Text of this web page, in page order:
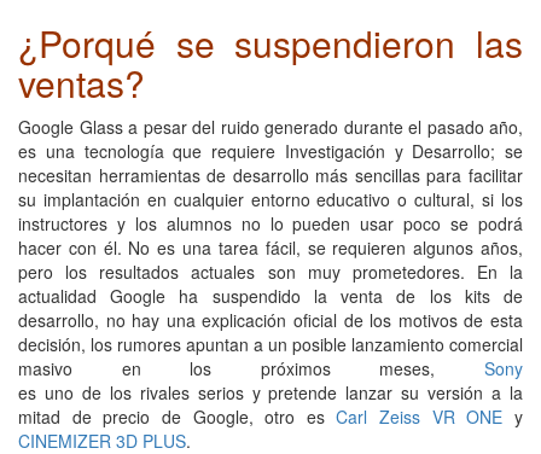
¿Porqué se suspendieron las
ventas?
Google Glass a pesar del ruido generado durante el pasado año,
es una tecnología que requiere Investigación y Desarrollo; se
necesitan herramientas de desarrollo más sencillas para facilitar
su implantación en cualquier entorno educativo o cultural, si los
instructores y los alumnos no lo pueden usar poco se podrá
hacer con él. No es una tarea fácil, se requieren algunos años,
pero los resultados actuales son muy prometedores. En la
actualidad Google ha suspendido la venta de los kits de
desarrollo, no hay una explicación oficial de los motivos de esta
decisión, los rumores apuntan a un posible lanzamiento comercial
masivo en los próximos meses, Sony
es uno de los rivales serios y pretende lanzar su versión a la
mitad de precio de Google, otro esCarl Zeiss VR ONE y
CINEMIZER 3D PLUS.